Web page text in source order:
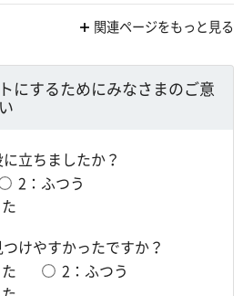
関連ページをもっと見る
にするためにみなさまのご意
立ちましたか？
2：ふつう
けやすかったですか？
2：ふつう